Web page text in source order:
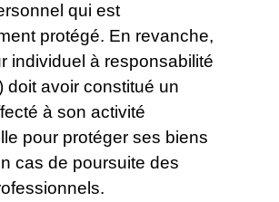
qui est
protégé. En revanche,
individuel à responsabilité
doit avoir constitué un
à son activité
pour protéger ses biens
cas de poursuite des